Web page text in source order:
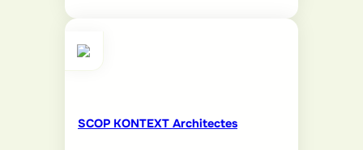
SCOP KONTEXT Architectes